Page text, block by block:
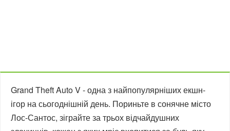
Grand Theft Auto V - одна з найпопулярніших екшн-
ігор на сьогоднішній день. Пориньте в сонячне місто
Лос-Сантос, зіграйте за трьох відчайдушних